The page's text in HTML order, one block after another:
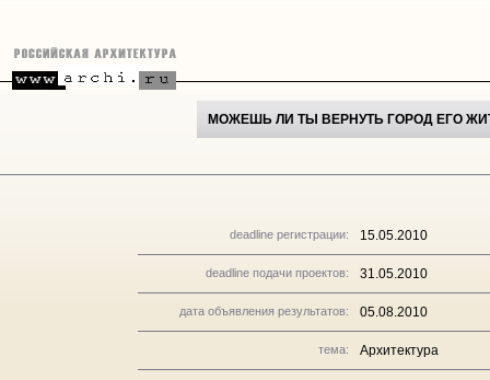
МОЖЕШЬ ЛИ ТЫ ВЕРНУТЬ ГОРОД ЕГО
deadline регистрации: 15.05.2010
deadline подачи проектов: 31.05.2010
дата объявления результатов: 05.08.2010
тема: Архитектура